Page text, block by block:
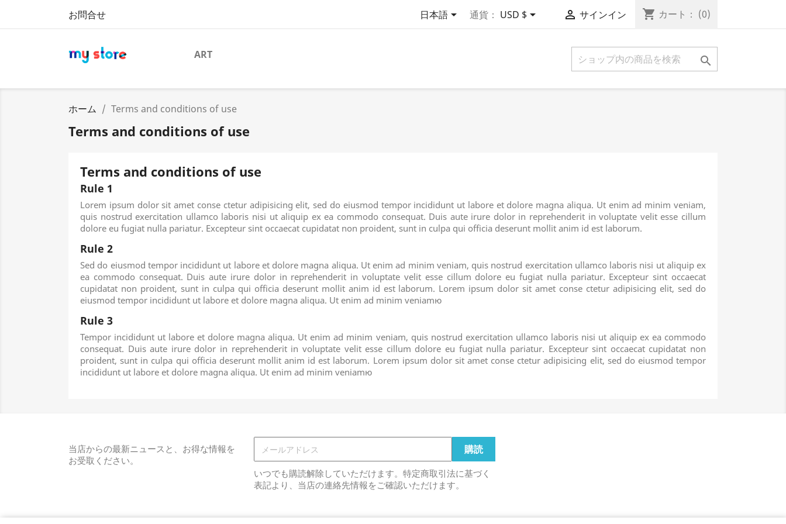
お問合せ 日本語 通貨： USD $  サインイン shopping_cart カート： (0)
ART 
ホーム Terms and conditions of use
Terms and conditions of use
Terms and conditions of use
Rule 1
Lorem ipsum dolor sit amet conse ctetur adipisicing elit, sed do eiusmod tempor incididunt ut labore et dolore magna aliqua. Ut enim ad minim veniam,
quis nostrud exercitation ullamco laboris nisi ut aliquip ex ea commodo consequat. Duis aute irure dolor in reprehenderit in voluptate velit esse cillum
dolore eu fugiat nulla pariatur. Excepteur sint occaecat cupidatat non proident, sunt in culpa qui officia deserunt mollit anim id est laborum.
Rule 2
Sed do eiusmod tempor incididunt ut labore et dolore magna aliqua. Ut enim ad minim veniam, quis nostrud exercitation ullamco laboris nisi ut aliquip ex
ea commodo consequat. Duis aute irure dolor in reprehenderit in voluptate velit esse cillum dolore eu fugiat nulla pariatur. Excepteur sint occaecat
cupidatat non proident, sunt in culpa qui officia deserunt mollit anim id est laborum. Lorem ipsum dolor sit amet conse ctetur adipisicing elit, sed do
eiusmod tempor incididunt ut labore et dolore magna aliqua. Ut enim ad minim veniamю
Rule 3
Tempor incididunt ut labore et dolore magna aliqua. Ut enim ad minim veniam, quis nostrud exercitation ullamco laboris nisi ut aliquip ex ea commodo
consequat. Duis aute irure dolor in reprehenderit in voluptate velit esse cillum dolore eu fugiat nulla pariatur. Excepteur sint occaecat cupidatat non
proident, sunt in culpa qui officia deserunt mollit anim id est laborum. Lorem ipsum dolor sit amet conse ctetur adipisicing elit, sed do eiusmod tempor
incididunt ut labore et dolore magna aliqua. Ut enim ad minim veniamю
当店からの最新ニュースと、お得な情報を
お受取ください。
いつでも購読解除していただけます。特定商取引法に基づく
表記より、当店の連絡先情報をご確認いただけます。